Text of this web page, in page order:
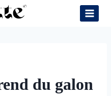
du galon